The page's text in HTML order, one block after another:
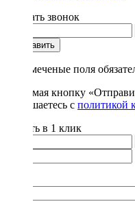
Заказать звонок
Отправить
* - отмеченые поля
Нажимая кнопку
соглашаетесь с политикой
Купить в 1 клик